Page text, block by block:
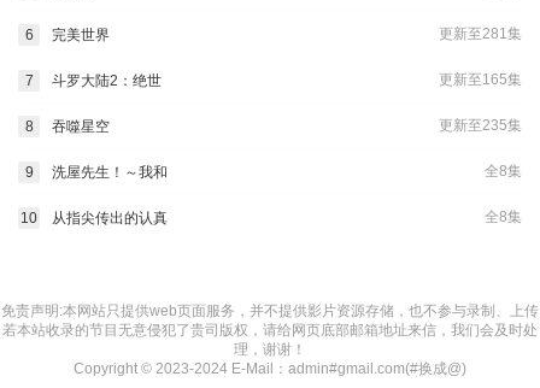
更新至281集
6 完美世界
更新至165集
7 斗罗大陆2：绝世
更新至235集
8 吞噬星空
全8集
9 洗屋先生！～我和
全8集
10 从指尖传出的认真
免责声明:本网站只提供web页面服务，并不提供影片资源存储，也不参与录制、上传
若本站收录的节目无意侵犯了贵司版权，请给网页底部邮箱地址来信，我们会及时处
理，谢谢！
Copyright © 2023-2024 E-Mail：admin#gmail.com(#换成@)